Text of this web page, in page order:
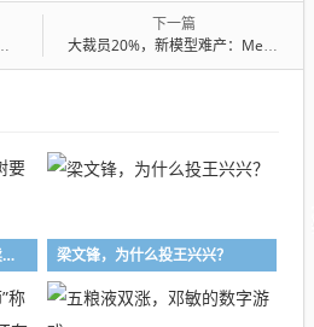
下一篇
大裁员20%，新模型难产：Meta AI这团乱麻仍然没理顺
估值610亿元之后，宇树要卖多少台机器人？ 梁文锋，为什么投王兴兴？